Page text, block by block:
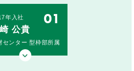
01
年入社
公貴
センター 型枠部所属